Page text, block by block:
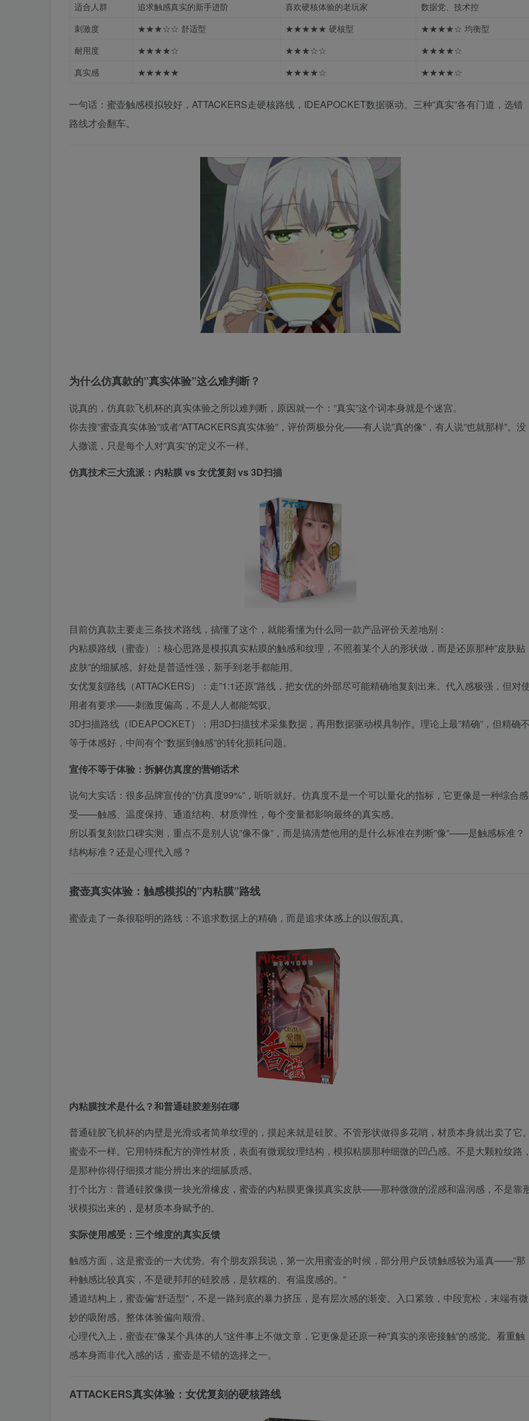
适合人群
追求触感真实的新手进阶 喜欢硬核体验的老玩家
数据党、技术控
刺激度
★★★☆☆ 舒适型 ★★★★★ 硬核型
★★★★☆ 均衡型
耐用度
★★★★☆ ★★★☆☆
★★★★☆
真实感
★★★★★ ★★★★☆ ★★★★☆
一句话：蜜壶触感模拟较好，ATTACKERS走硬核路线，IDEAPOCKET数据驱动。三种”真实”各有门道，选错
路线才会翻车。
为什么仿真款的”真实体验”这么难判断？
说真的，仿真款飞机杯的真实体验之所以难判断，原因就一个：”真实”这个词本身就是个迷宫。
你去搜”蜜壶真实体验”或者”ATTACKERS真实体验”，评价两极分化——有人说”真的像”，有人说”也就那样”。没
人撒谎，只是每个人对”真实”的定义不一样。
仿真技术三大流派：内粘膜 vs 女优复刻 vs 3D扫描
目前仿真款主要走三条技术路线，搞懂了这个，就能看懂为什么同一款产品评价天差地别：
内粘膜路线（蜜壶）：核心思路是模拟真实粘膜的触感和纹理，不照着某个人的形状做，而是还原那种”皮肤贴
皮肤”的细腻感。好处是普适性强，新手到老手都能用。
女优复刻路线（ATTACKERS）：走”1:1还原”路线，把女优的外部尽可能精确地复刻出来。代入感极强，但对
用者有要求——刺激度偏高，不是人人都能驾驭。
3D扫描路线（IDEAPOCKET）：用3D扫描技术采集数据，再用数据驱动模具制作。理论上最”精确”，但精确
等于体感好，中间有个”数据到触感”的转化损耗问题。
宣传不等于体验：拆解仿真度的营销话术
说句大实话：很多品牌宣传的”仿真度99%”，听听就好。仿真度不是一个可以量化的指标，它更像是一种综合感
受——触感、温度保持、通道结构、材质弹性，每个变量都影响最终的真实感。
所以看复刻款口碑实测，重点不是别人说”像不像”，而是搞清楚他用的是什么标准在判断”像”——是触感标准？
结构标准？还是心理代入感？
蜜壶真实体验：触感模拟的”内粘膜”路线
蜜壶走了一条很聪明的路线：不追求数据上的精确，而是追求体感上的以假乱真。
内粘膜技术是什么？和普通硅胶差别在哪
普通硅胶飞机杯的内壁是光滑或者简单纹理的，摸起来就是硅胶。不管形状做得多花哨，材质本身就出卖了它
蜜壶不一样。它用特殊配方的弹性材质，表面有微观纹理结构，模拟粘膜那种细微的凹凸感。不是大颗粒纹路
是那种你得仔细摸才能分辨出来的细腻质感。
打个比方：普通硅胶像摸一块光滑橡皮，蜜壶的内粘膜更像摸真实皮肤——那种微微的涩感和温润感，不是靠
状模拟出来的，是材质本身赋予的。
实际使用感受：三个维度的真实反馈
触感方面，这是蜜壶的一大优势。有个朋友跟我说，第一次用蜜壶的时候，部分用户反馈触感较为逼真——”那
种触感比较真实，不是硬邦邦的硅胶感，是软糯的、有温度感的。”
通道结构上，蜜壶偏”舒适型”，不是一路到底的暴力挤压，是有层次感的渐变。入口紧致，中段宽松，末端有微
妙的吸附感。整体体验偏向顺滑。
心理代入上，蜜壶在”像某个具体的人”这件事上不做文章，它更像是还原一种”真实的亲密接触”的感觉。看重触
感本身而非代入感的话，蜜壶是不错的选择之一。
ATTACKERS真实体验：女优复刻的硬核路线